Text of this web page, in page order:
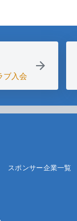
ブ入会
スポンサー企業一覧